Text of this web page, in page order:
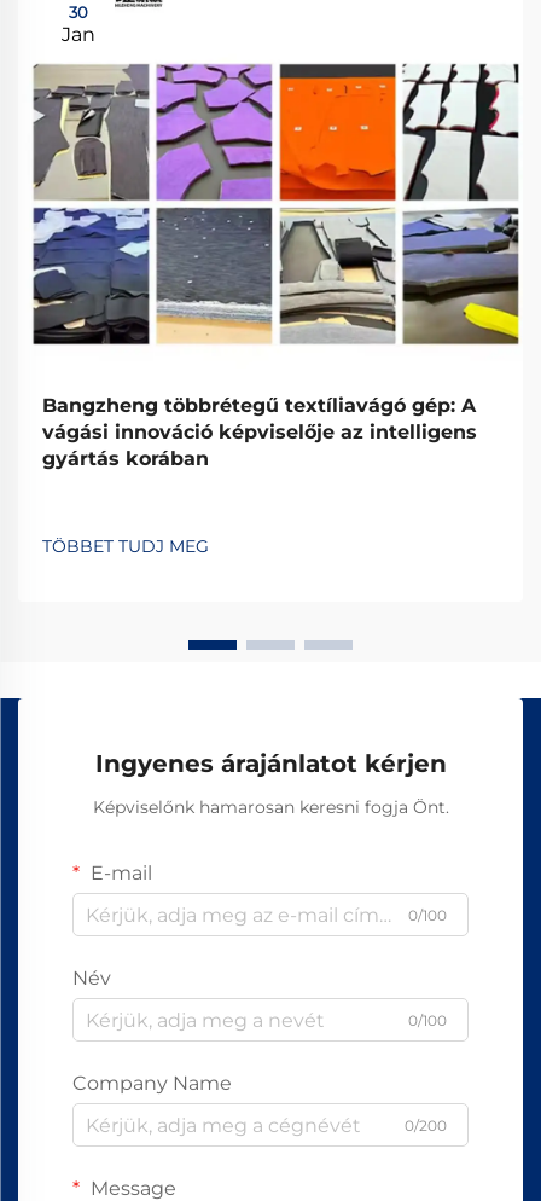
30
Jan
Bangzheng többrétegű textíliavágó gép: A
vágási innováció képviselője az intelligens
gyártás korában
TÖBBET TUDJ MEG
Ingyenes árajánlatot kérjen
Képviselőnk hamarosan keresni fogja Önt.
E-mail
0/100
Név
0/100
Company Name
0/200
Message